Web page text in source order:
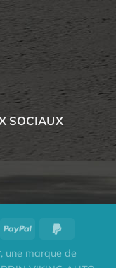
SOCIAUX
, une marque de